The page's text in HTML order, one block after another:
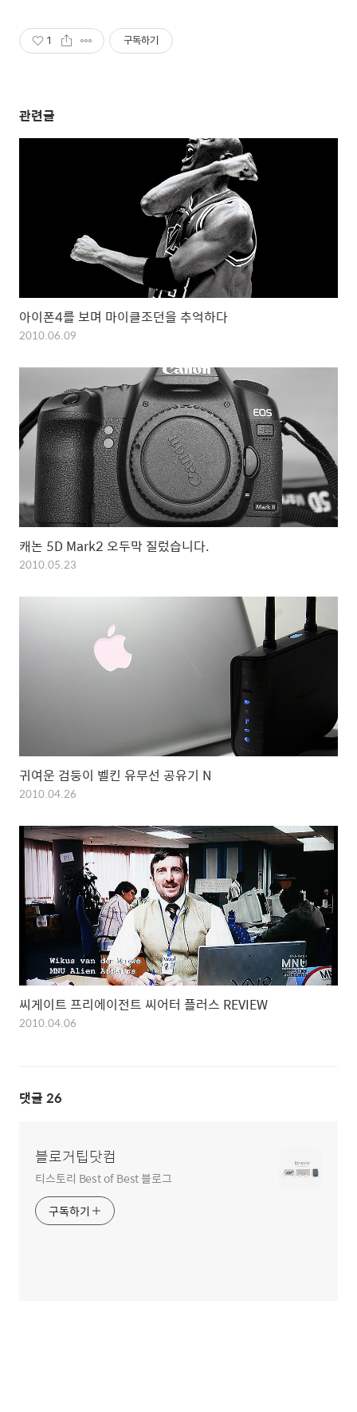
1 구독하기
관련글
아이폰4를 보며 마이클조던을 추억하다
2010.06.09
캐논 5D Mark2 오두막 질렀습니다.
2010.05.23
귀여운 검둥이 벨킨 유무선 공유기 N
2010.04.26
씨게이트 프리에이전트 씨어터 플러스 REVIEW
2010.04.06
댓글 26
블로거팁닷컴
티스토리 Best of Best 블로그
구독하기